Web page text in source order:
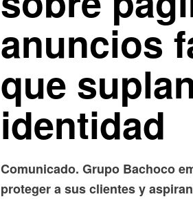
anuncios
que
identidad
Comunicado. Grupo Bachoco
proteger a sus clientes y